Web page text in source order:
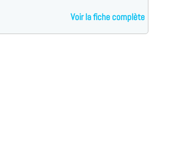
Voir la fiche complète